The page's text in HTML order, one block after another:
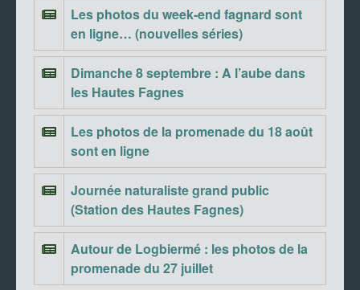
Les photos du week-end fagnard sont
en ligne… (nouvelles séries)
Dimanche 8 septembre : A l’aube dans
les Hautes Fagnes
Les photos de la promenade du 18 août
sont en ligne
Journée naturaliste grand public
(Station des Hautes Fagnes)
Autour de Logbiermé : les photos de la
promenade du 27 juillet